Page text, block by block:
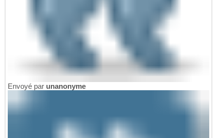
Envoyé par unanonyme